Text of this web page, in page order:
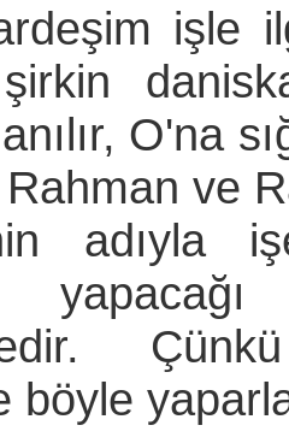
işle
O'na
ve
adıyla
böyle